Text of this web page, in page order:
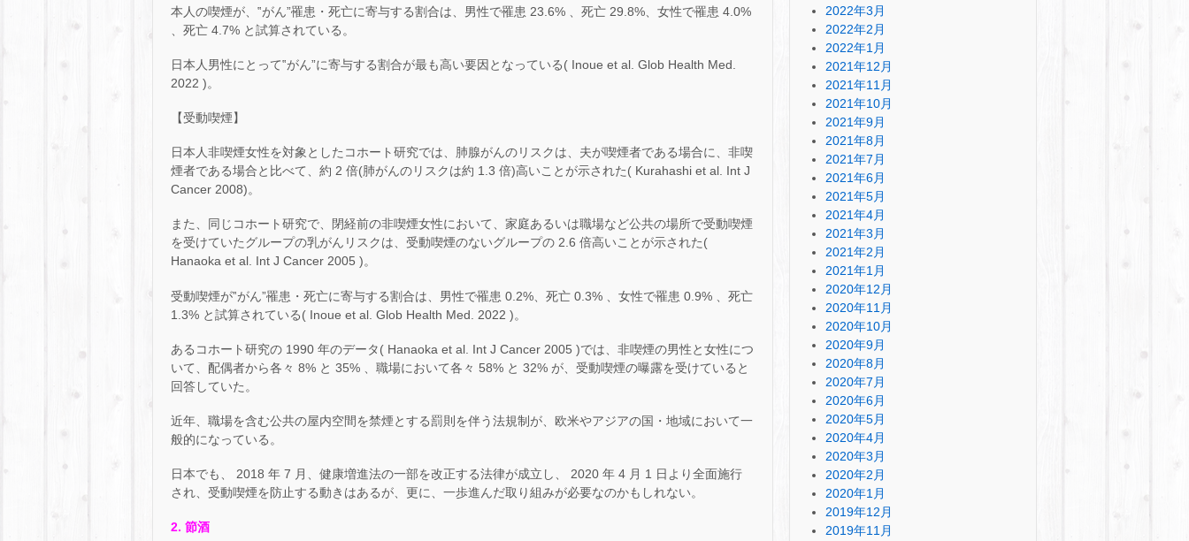
本人の喫煙が、‟がん”罹患・死亡に寄与する割合は、男性で罹患 23.6% 、死亡 29.8%、女性で罹患 4.0%
、死亡 4.7% と試算されている。
日本人男性にとって‟がん”に寄与する割合が最も高い要因となっている( Inoue et al. Glob Health Med.
2022 )。
【受動喫煙】
日本人非喫煙女性を対象としたコホート研究では、肺腺がんのリスクは、夫が喫煙者である場合に、非喫
煙者である場合と比べて、約 2 倍(肺がんのリスクは約 1.3 倍)高いことが示された( Kurahashi et al. Int J
Cancer 2008)。
また、同じコホート研究で、閉経前の非喫煙女性において、家庭あるいは職場など公共の場所で受動喫煙
を受けていたグループの乳がんリスクは、受動喫煙のないグループの 2.6 倍高いことが示された(
Hanaoka et al. Int J Cancer 2005 )。
受動喫煙が‟がん”罹患・死亡に寄与する割合は、男性で罹患 0.2%、死亡 0.3% 、女性で罹患 0.9% 、死亡
1.3% と試算されている( Inoue et al. Glob Health Med. 2022 )。
あるコホート研究の 1990 年のデータ( Hanaoka et al. Int J Cancer 2005 )では、非喫煙の男性と女性につ
いて、配偶者から各々 8% と 35% 、職場において各々 58% と 32% が、受動喫煙の曝露を受けていると
回答していた。
近年、職場を含む公共の屋内空間を禁煙とする罰則を伴う法規制が、欧米やアジアの国・地域において一
般的になっている。
日本でも、 2018 年 7 月、健康増進法の一部を改正する法律が成立し、 2020 年 4 月 1 日より全面施行
され、受動喫煙を防止する動きはあるが、更に、一歩進んだ取り組みが必要なのかもしれない。
2. 節酒
2022年3月
2022年2月
2022年1月
2021年12月
2021年11月
2021年10月
2021年9月
2021年8月
2021年7月
2021年6月
2021年5月
2021年4月
2021年3月
2021年2月
2021年1月
2020年12月
2020年11月
2020年10月
2020年9月
2020年8月
2020年7月
2020年6月
2020年5月
2020年4月
2020年3月
2020年2月
2020年1月
2019年12月
2019年11月